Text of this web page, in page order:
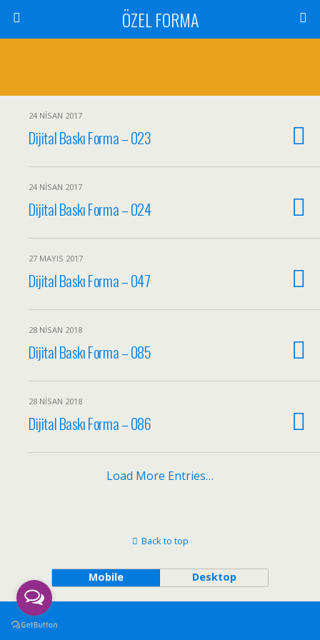
ÖZEL FORMA
24 NISAN 2017
Dijital Baskı Forma – 023
24 NISAN 2017
Dijital Baskı Forma – 024
27 MAYIS 2017
Dijital Baskı Forma – 047
28 NISAN 2018
Dijital Baskı Forma – 085
28 NISAN 2018
Dijital Baskı Forma – 086
Load More Entries…
Back to top
Mobile Desktop